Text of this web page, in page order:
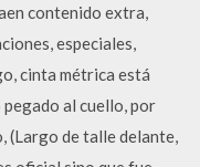
contenido extra,
especiales,
cinta métrica está
al cuello, por
(Largo de talle delante,